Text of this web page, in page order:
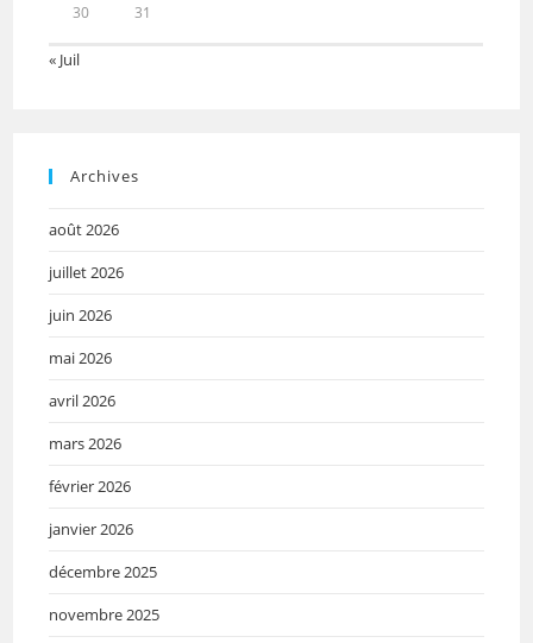
30 31
« Juil
Archives
août 2026
juillet 2026
juin 2026
mai 2026
avril 2026
mars 2026
février 2026
janvier 2026
décembre 2025
novembre 2025